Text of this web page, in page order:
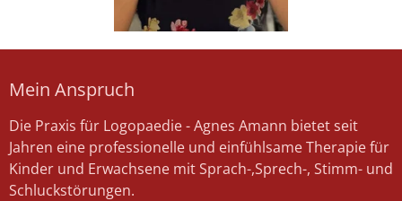
Mein Anspruch
Die Praxis für Logopaedie - Agnes Amann bietet seit
Jahren eine professionelle und einfühlsame Therapie für
Kinder und Erwachsene mit Sprach-,Sprech-, Stimm- und
Schluckstörungen.